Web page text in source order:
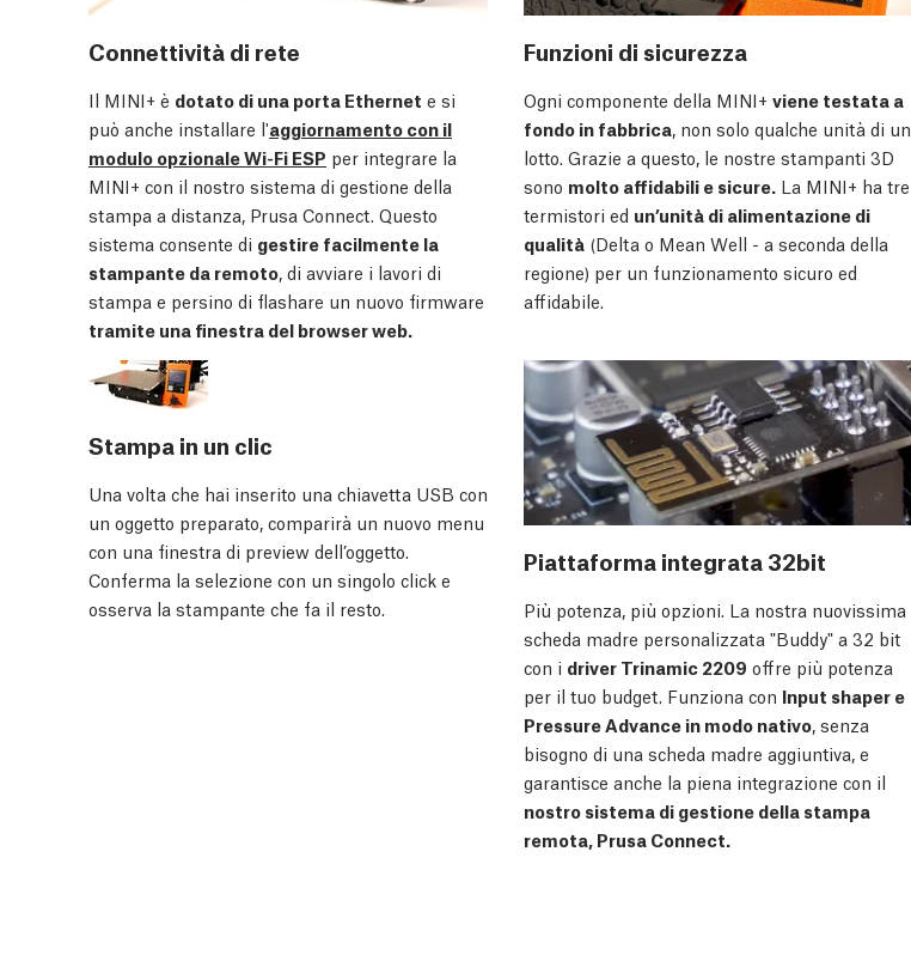
Connettività di rete
Il MINI+ è dotato di una porta Ethernet e si
può anche installare l'aggiornamento con il
modulo opzionale Wi-Fi ESP per integrare la
MINI+ con il nostro sistema di gestione della
stampa a distanza, Prusa Connect. Questo
sistema consente di gestire facilmente la
stampante da remoto , di avviare i lavori di
stampa e persino di flashare un nuovo firmware
tramite una finestra del browser web.
Funzioni di sicurezza
Ogni componente della MINI+ viene testata a
fondo in fabbrica , non solo qualche unità di un
lotto. Grazie a questo, le nostre stampanti 3D
sono molto affidabili e sicure. La MINI+ ha tre
termistori ed un’unità di alimentazione di
qualità (Delta o Mean Well - a seconda della
regione) per un funzionamento sicuro ed
affidabile.
Stampa in un clic
Una volta che hai inserito una chiavetta USB con
un oggetto preparato, comparirà un nuovo menu
con una finestra di preview dell’oggetto.
Conferma la selezione con un singolo click e
osserva la stampante che fa il resto.
Piattaforma integrata 32bit
Più potenza, più opzioni. La nostra nuovissima
scheda madre personalizzata "Buddy" a 32 bit
con i driver Trinamic 2209 offre più potenza
per il tuo budget. Funziona con Input shaper e
Pressure Advance in modo nativo, senza
bisogno di una scheda madre aggiuntiva, e
garantisce anche la piena integrazione con il
nostro sistema di gestione della stampa
remota, Prusa Connect.